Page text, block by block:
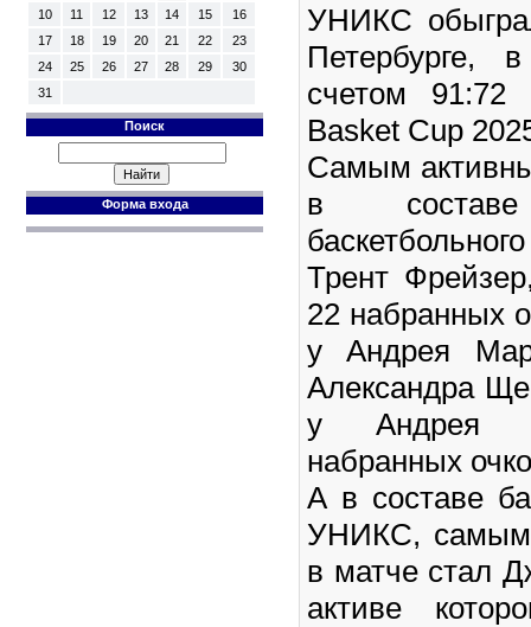
10
11 12 13 14 15
16
17
18 19 20 21 22
23
24
25 26 27 28 29
30
31
Поиск
Форма входа
УНИКС
счетом
Basket Cup
Самым
в составе
Трент
22 набранных
у Андрея
Александра
у Андрея
набранных
А в составе
УНИКС, самым
в матче стал
активе